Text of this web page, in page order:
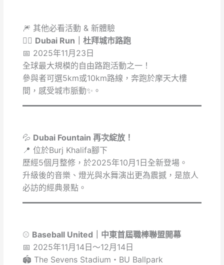
🎆 其他必看活動 & 新體驗
🏃‍♂️ Dubai Run｜杜拜城市路跑
📅 2025年11月23日
全球最大規模的自由路跑活動之一！
參與者可選5km或10km路線，奔跑於摩天大樓
間，感受城市脈動✨。
💦 Dubai Fountain 再次綻放！
📍 位於Burj Khalifa腳下
歷經5個月整修，於2025年10月1日全新登場。
升級後的音樂、燈光與水舞演出更為震撼，是旅人
必訪的經典景點。
⚾ Baseball United｜中東首屆職棒聯盟開幕
📅 2025年11月14日～12月14日
🏟️ The Sevens Stadium・BU Ballpark